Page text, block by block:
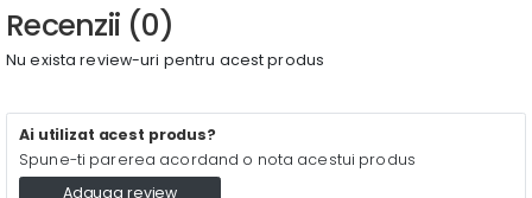
Recenzii (0)
Nu exista review-uri pentru acest produs
Ai utilizat acest produs?
Spune-ti parerea acordand o nota acestui produs
Adauga review